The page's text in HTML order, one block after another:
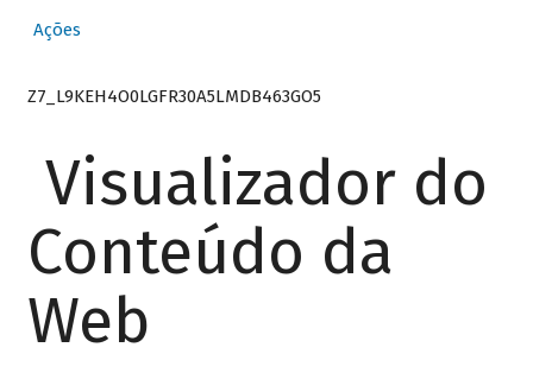
Ações
Z7_L9KEH4O0LGFR30A5LMDB463GO5
Visualizador do
Conteúdo da
Web